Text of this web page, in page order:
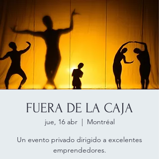
FUERA DE LA CAJA
jue, 16 abr
  |
Montréal
Un evento privado dirigido a excelentes